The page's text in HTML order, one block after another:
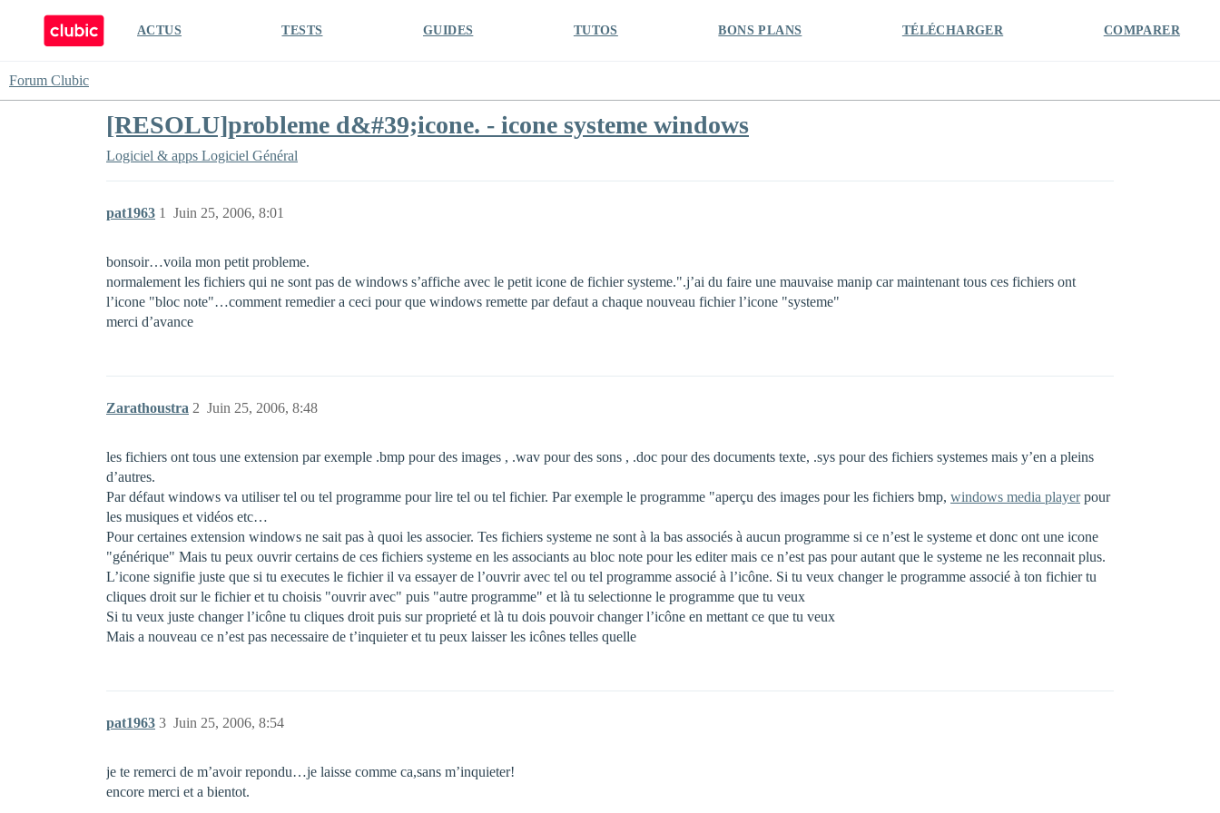
ACTUS TESTS GUIDES TUTOS BONS PLANS TÉLÉCHARGER COMPARER
Forum Clubic
[RESOLU]probleme d&#39;icone. - icone systeme windows
Logiciel & apps Logiciel Général
pat1963 Juin 25, 2006, 8:01
1
bonsoir…voila mon petit probleme.
normalement les fichiers qui ne sont pas de windows s’affiche avec le petit icone de fichier systeme.".j’ai du faire une mauvaise manip car maintenant tous ces fichiers ont
l’icone "bloc note"…comment remedier a ceci pour que windows remette par defaut a chaque nouveau fichier l’icone "systeme"
merci d’avance
Zarathoustra Juin 25, 2006, 8:48
2
les fichiers ont tous une extension par exemple .bmp pour des images , .wav pour des sons , .doc pour des documents texte, .sys pour des fichiers systemes mais y’en a pleins
d’autres.
Par défaut windows va utiliser tel ou tel programme pour lire tel ou tel fichier. Par exemple le programme "aperçu des images pour les fichiers bmp, windows media playerpour
les musiques et vidéos etc…
Pour certaines extension windows ne sait pas à quoi les associer. Tes fichiers systeme ne sont à la bas associés à aucun programme si ce n’est le systeme et donc ont une icone
"générique" Mais tu peux ouvrir certains de ces fichiers systeme en les associants au bloc note pour les editer mais ce n’est pas pour autant que le systeme ne les reconnait plus.
L’icone signifie juste que si tu executes le fichier il va essayer de l’ouvrir avec tel ou tel programme associé à l’icône. Si tu veux changer le programme associé à ton fichier tu
cliques droit sur le fichier et tu choisis "ouvrir avec" puis "autre programme" et là tu selectionne le programme que tu veux
Si tu veux juste changer l’icône tu cliques droit puis sur proprieté et là tu dois pouvoir changer l’icône en mettant ce que tu veux
Mais a nouveau ce n’est pas necessaire de t’inquieter et tu peux laisser les icônes telles quelle
pat1963 Juin 25, 2006, 8:54
3
je te remerci de m’avoir repondu…je laisse comme ca,sans m’inquieter!
encore merci et a bientot.